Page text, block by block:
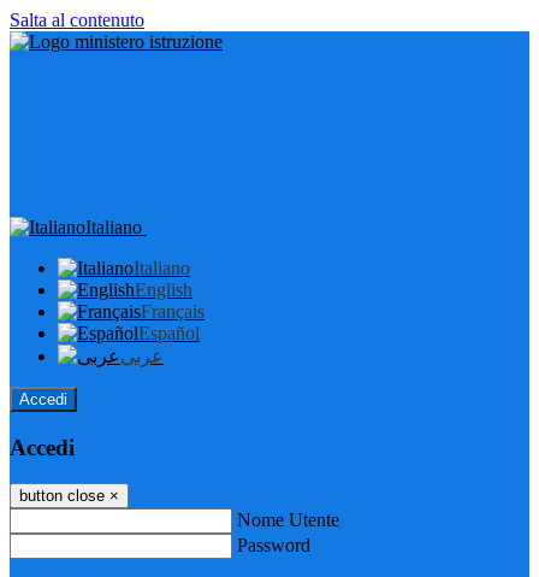
Salta al contenuto
Italiano
Italiano
English
Français
Español
عربى
Accedi
Accedi
button close ×
Nome Utente
Password